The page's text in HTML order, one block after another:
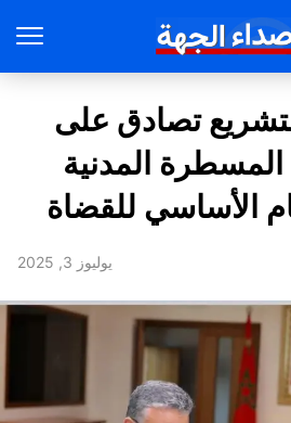
تصادق على
المدنية
الأساسي للقضاة
يوليوز 3, 2025